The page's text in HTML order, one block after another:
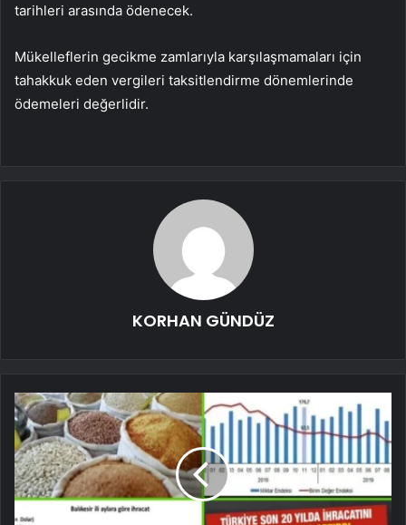
tarihleri ​​arasında ödenecek.
Mükelleflerin gecikme zamlarıyla karşılaşmamaları için
tahakkuk eden vergileri taksitlendirme dönemlerinde
ödemeleri değerlidir.
KORHAN GÜNDÜZ